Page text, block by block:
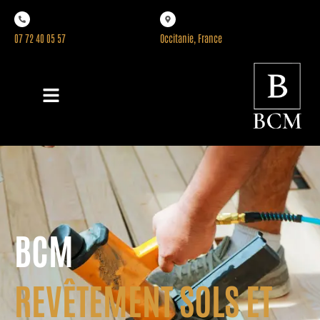
07 72 40 05 57 Occitanie, France
BCM
REVÊTEMENT SOLS ET